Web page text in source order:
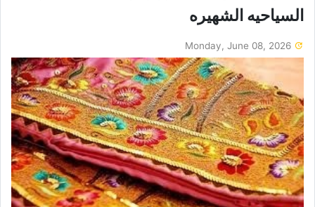
السیاحیه الشهیره